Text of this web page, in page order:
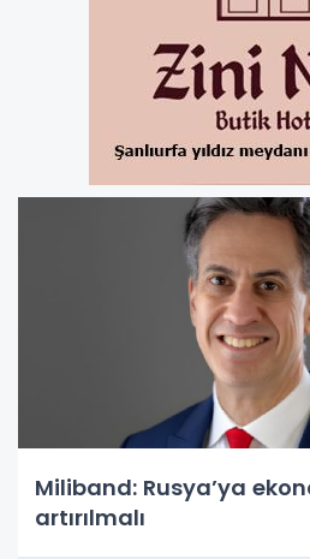
Miliband: Rusya’ya
artırılmalı